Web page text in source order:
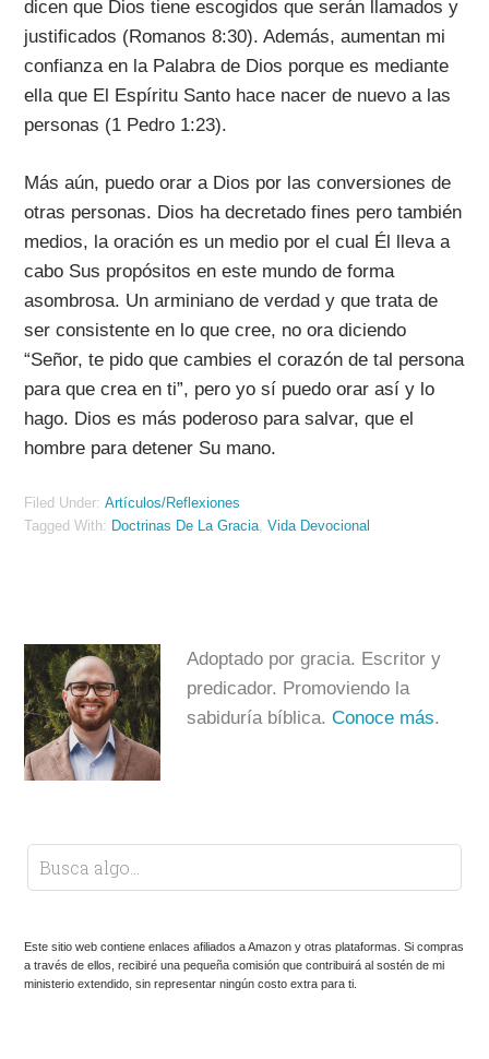
dicen que Dios tiene escogidos que serán llamados y
justificados (Romanos 8:30). Además, aumentan mi
confianza en la Palabra de Dios porque es mediante
ella que El Espíritu Santo hace nacer de nuevo a las
personas (1 Pedro 1:23).
Más aún, puedo orar a Dios por las conversiones de
otras personas. Dios ha decretado fines pero también
medios, la oración es un medio por el cual Él lleva a
cabo Sus propósitos en este mundo de forma
asombrosa. Un arminiano de verdad y que trata de
ser consistente en lo que cree, no ora diciendo
“Señor, te pido que cambies el corazón de tal persona
para que crea en ti”, pero yo sí puedo orar así y lo
hago. Dios es más poderoso para salvar, que el
hombre para detener Su mano.
Filed Under:Artículos/Reflexiones
Tagged With: Doctrinas De La Gracia,Vida Devocional
Adoptado por gracia. Escritor y
predicador. Promoviendo la
sabiduría bíblica.Conoce más.
Este sitio web contiene enlaces afiliados a Amazon y otras plataformas. Si compras
a través de ellos, recibiré una pequeña comisión que contribuirá al sostén de mi
ministerio extendido, sin representar ningún costo extra para ti.